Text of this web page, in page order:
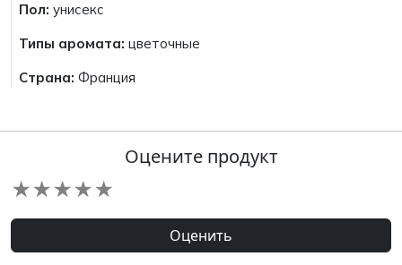
Пол: унисекс
Типы аромата: цветочные
Страна: Франция
Оцените продукт
★
★
★
★
★
Оценить